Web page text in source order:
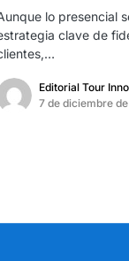
lo presencial
clave de
Editorial Tour
7 de diciembre